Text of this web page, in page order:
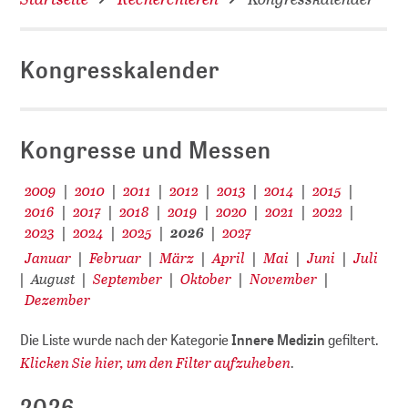
Kongresskalender
Kongresse und Messen
2009 | 2010 | 2011 | 2012 | 2013 | 2014 | 2015 |
2016 | 2017 | 2018 | 2019 | 2020 | 2021 | 2022 |
2023 | 2024 | 2025 | 2026 | 2027
Januar | Februar | März | April | Mai | Juni | Juli
| August | September | Oktober | November |
Dezember
Die Liste wurde nach der KategorieInnere Medizingefiltert.
Klicken Sie hier, um den Filter aufzuheben.